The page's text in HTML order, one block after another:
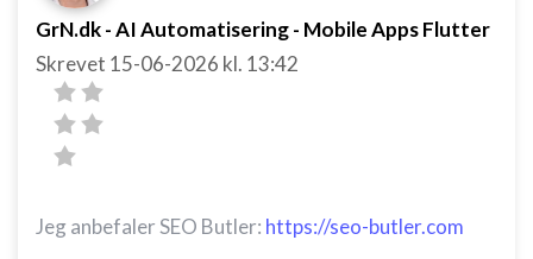
GrN.dk - AI Automatisering - Mobile Apps Flutter
Skrevet 15-06-2026 kl. 13:42
Jeg anbefaler SEO Butler: https://seo-butler.com
IAB Special Features:
Bruge præcise geografiske
placeringsoplysninger
Identificere enheder baseret på aktivt
anmodede oplysninger
Nødvendig